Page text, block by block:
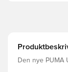
Den nye PUMA